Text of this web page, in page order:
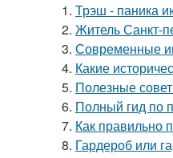
1. Трэш - паника
2. Житель Санкт-
3. Современные
4. Какие
5. Полезные
6. Полный гид по
7. Как правильно
8. Гардероб или